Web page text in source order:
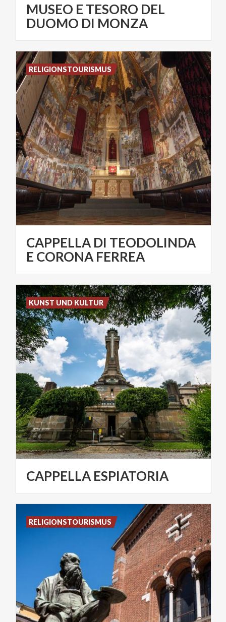
MUSEO E TESORO DEL
DUOMO DI MONZA
CAPPELLA DI TEODOLINDA
E CORONA FERREA
RELIGIONSTOURISMUS
CAPPELLA ESPIATORIA
KUNST UND KULTUR
RELIGIONSTOURISMUS